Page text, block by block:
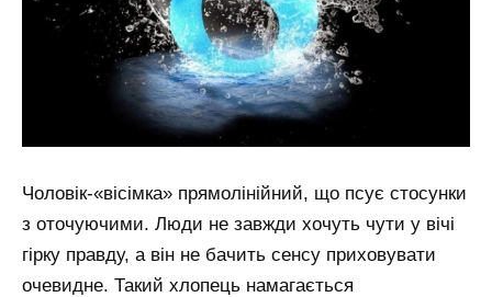
Чоловік-«вісімка» прямолінійний, що псує стосунки
з оточуючими. Люди не завжди хочуть чути у вічі
гірку правду, а він не бачить сенсу приховувати
очевидне. Такий хлопець намагається